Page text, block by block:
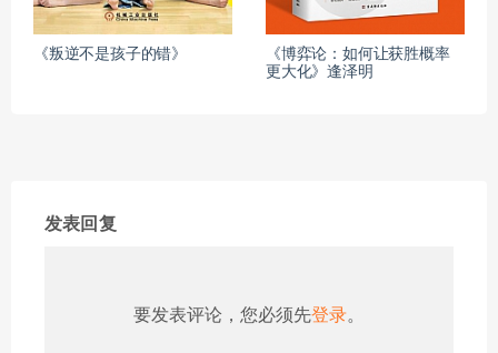
《叛逆不是孩子的错》
《博弈论：如何让获胜概率
更大化》逢泽明
发表回复
要发表评论，您必须先登录。